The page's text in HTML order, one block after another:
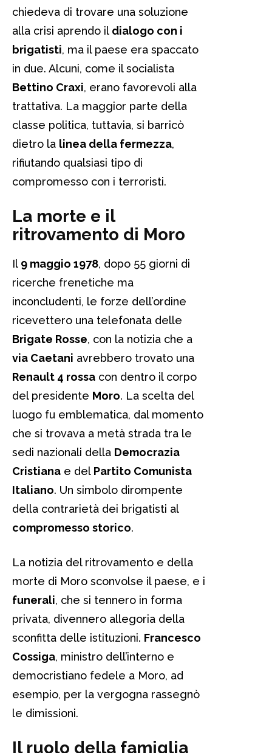
chiedeva di trovare una soluzione
alla crisi aprendo il dialogo con i
brigatisti, ma il paese era spaccato
in due. Alcuni, come il socialista
Bettino Craxi, erano favorevoli alla
trattativa. La maggior parte della
classe politica, tuttavia, si barricò
dietro la linea della fermezza,
rifiutando qualsiasi tipo di
compromesso con i terroristi.
La morte e il
ritrovamento di Moro
Il 9 maggio 1978, dopo 55 giorni di
ricerche frenetiche ma
inconcludenti, le forze dell’ordine
ricevettero una telefonata delle
Brigate Rosse, con la notizia che a
via Caetani avrebbero trovato una
Renault 4 rossa con dentro il corpo
del presidente Moro. La scelta del
luogo fu emblematica, dal momento
che si trovava a metà strada tra le
sedi nazionali della Democrazia
Cristiana e del Partito Comunista
Italiano. Un simbolo dirompente
della contrarietà dei brigatisti al
compromesso storico.
La notizia del ritrovamento e della
morte di Moro sconvolse il paese, e i
funerali, che si tennero in forma
privata, divennero allegoria della
sconfitta delle istituzioni. Francesco
Cossiga, ministro dell’interno e
democristiano fedele a Moro, ad
esempio, per la vergogna rassegnò
le dimissioni.
Il ruolo della famiglia